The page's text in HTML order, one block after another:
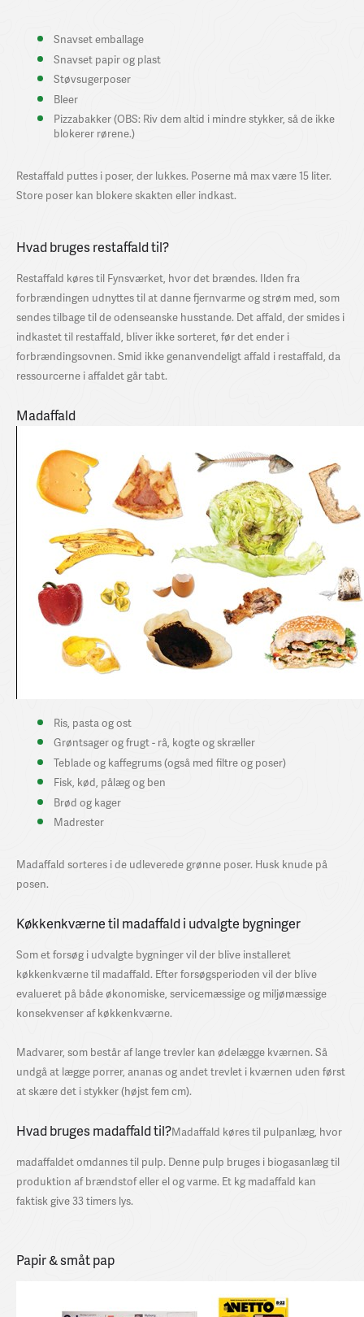
Snavset emballage
Snavset papir og plast
Støvsugerposer
Bleer
Pizzabakker (OBS: Riv dem altid i mindre stykker, så de ikke
blokerer rørene.)
Restaffald puttes i poser, der lukkes. Poserne må max være 15 liter.
Store poser kan blokere skakten eller indkast.
Hvad bruges restaffald til?
Restaffald køres til Fynsværket, hvor det brændes. Ilden fra
forbrændingen udnyttes til at danne fjernvarme og strøm med, som
sendes tilbage til de odenseanske husstande. Det affald, der smides i
indkastet til restaffald, bliver ikke sorteret, før det ender i
forbrændingsovnen. Smid ikke genanvendeligt affald i restaffald, da
ressourcerne i affaldet går tabt.
Madaffald
Ris, pasta og ost
Grøntsager og frugt - rå, kogte og skræller
Teblade og kaffegrums (også med filtre og poser)
Fisk, kød, pålæg og ben
Brød og kager
Madrester
Madaffald sorteres i de udleverede grønne poser. Husk knude på
posen.
Køkkenkværne til madaffald i udvalgte bygninger
Som et forsøg i udvalgte bygninger vil der blive installeret
køkkenkværne til madaffald. Efter forsøgsperioden vil der blive
evalueret på både økonomiske, servicemæssige og miljømæssige
konsekvenser af køkkenkværne.
Madvarer, som består af lange trevler kan ødelægge kværnen. Så
undgå at lægge porrer, ananas og andet trevlet i kværnen uden først
at skære det i stykker (højst fem cm).
Hvad bruges madaffald til?Madaffald køres til pulpanlæg, hvor
madaffaldet omdannes til pulp. Denne pulp bruges i biogasanlæg til
produktion af brændstof eller el og varme. Et kg madaffald kan
faktisk give 33 timers lys.
Papir & småt pap